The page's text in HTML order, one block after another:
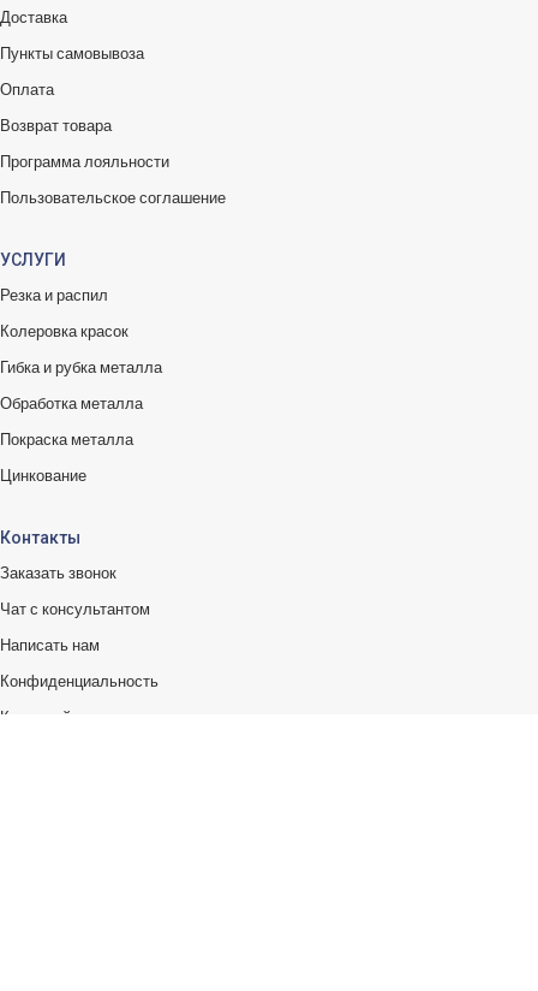
Доставка
Пункты самовывоза
Оплата
Возврат товара
Программа лояльности
Пользовательское соглашение
УСЛУГИ
Резка и распил
Колеровка красок
Гибка и рубка металла
Обработка металла
Покраска металла
Цинкование
Контакты
Заказать звонок
Чат с консультантом
Написать нам
Конфиденциальность
Карта сайта